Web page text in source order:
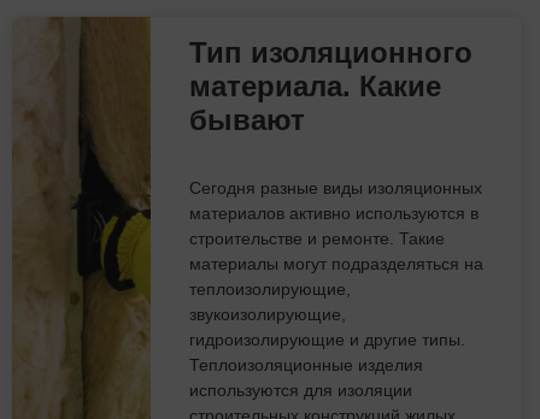
Тип изоляционного
материала. Какие
бывают
Сегодня разные виды изоляционных
материалов активно используются в
строительстве и ремонте. Такие
материалы могут подразделяться на
теплоизолирующие,
звукоизолирующие,
гидроизолирующие и другие типы.
Теплоизоляционные изделия
используются для изоляции